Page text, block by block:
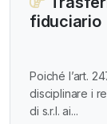
fiduciario
Poiché l’art.
disciplinare i
di s.r.l. ai...